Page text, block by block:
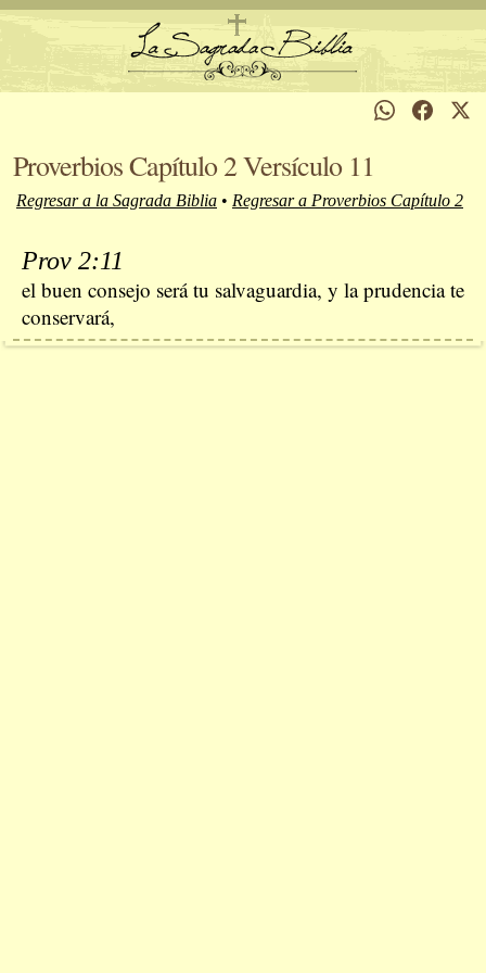
Proverbios Capítulo 2 Versículo 11
Regresar a la Sagrada Biblia • Regresar a Proverbios Capítulo 2
Prov 2:11
el buen consejo será tu salvaguardia, y la prudencia te
conservará,